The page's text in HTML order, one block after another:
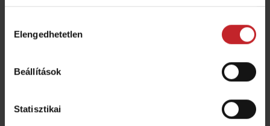
kiválasztása
Elengedhetetlen
Beállítások
Statisztikai
400C/S, Rapid A 400-800S, Rapid A 600-800C,
Rexius, Rollex, Spirit 400-900C, Spirit 400-900S,
Spirit R 300S
CrossBoard Heavy simítórugó